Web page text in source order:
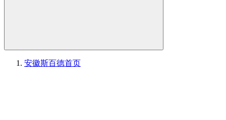
安徽斯百德首页